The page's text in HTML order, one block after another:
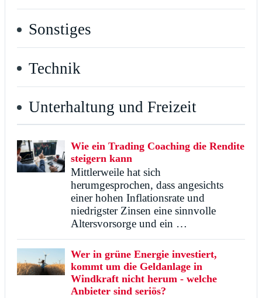
Sonstiges
Technik
Unterhaltung und Freizeit
Wie ein Trading Coaching die Rendite
steigern kann
Mittlerweile hat sich
herumgesprochen, dass angesichts
einer hohen Inflationsrate und
niedrigster Zinsen eine sinnvolle
Altersvorsorge und ein …
Wer in grüne Energie investiert,
kommt um die Geldanlage in
Windkraft nicht herum - welche
Anbieter sind seriös?